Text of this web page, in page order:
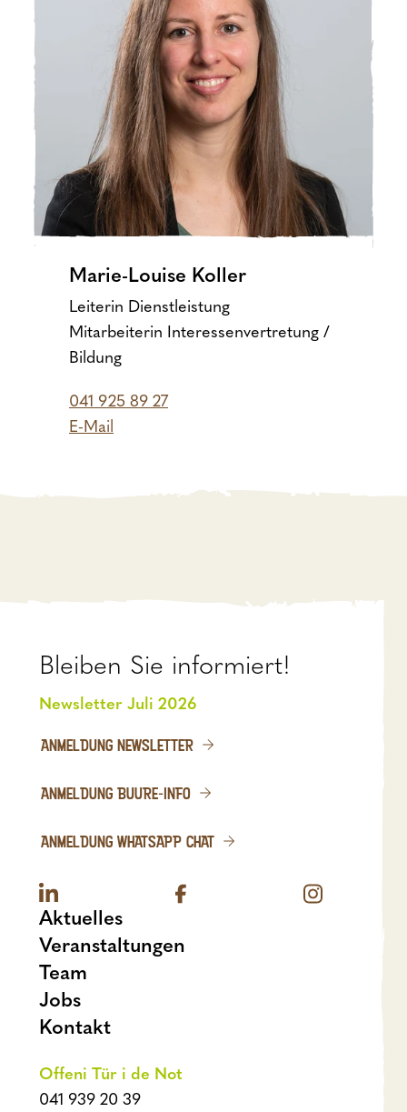
Marie-Louise Koller
Leiterin Dienstleistung
Mitarbeiterin Interessenvertretung /
Bildung
041 925 89 27
E-Mail
Aktuelles
Veranstaltungen
Team
Jobs
Kontakt
Offeni Tür i de Not
041 939 20 39
Bleiben Sie informiert!
Newsletter Juli 2026
ANMELDUNG NEWSLETTER
ANMELDUNG BUURE-INFO
ANMELDUNG WHATSAPP CHAT